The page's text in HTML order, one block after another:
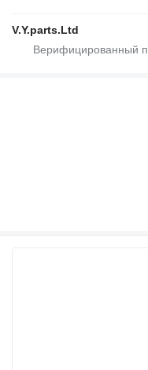
V.Y.parts.Ltd